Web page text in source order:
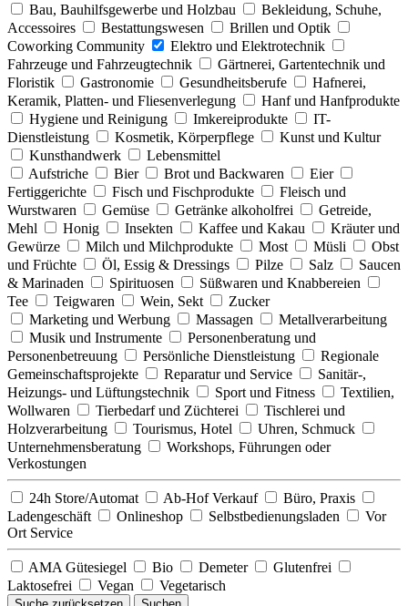
Bau, Bauhilfsgewerbe und Holzbau
Bekleidung, Schuhe,
Accessoires
Bestattungswesen
Brillen und Optik
Coworking Community
Elektro und Elektrotechnik
Fahrzeuge und Fahrzeugtechnik
Gärtnerei, Gartentechnik und
Floristik
Gastronomie Gesundheitsberufe
Hafnerei,
Keramik, Platten- und Fliesenverlegung
Hanf und Hanfprodukte
Hygiene und Reinigung
Imkereiprodukte
IT-
Dienstleistung
Kosmetik, Körperpflege
Kunst und Kultur
Kunsthandwerk
Lebensmittel
Aufstriche
Bier Brot und Backwaren
Eier
Fertiggerichte
Fisch und Fischprodukte
Fleisch und
Wurstwaren
Gemüse Getränke alkoholfrei
Getreide,
Mehl
Honig Insekten Kaffee und Kakau
Kräuter und
Gewürze
Milch und Milchprodukte Most Müsli
Obst
und Früchte
Öl, Essig & Dressings Pilze Salz
Saucen
& Marinaden
Spirituosen
Süßwaren und Knabbereien
Tee
Teigwaren Wein, Sekt
Zucker
Marketing und Werbung
Massagen
Metallverarbeitung
Musik und Instrumente
Personenberatung und
Personenbetreuung
Persönliche Dienstleistung
Regionale
Gemeinschaftsprojekte
Reparatur und Service
Sanitär-,
Heizungs- und Lüftungstechnik
Sport und Fitness
Textilien,
Wollwaren
Tierbedarf und Züchterei
Tischlerei und
Holzverarbeitung
Tourismus, Hotel
Uhren, Schmuck
Unternehmensberatung
Workshops, Führungen oder
Verkostungen
24h Store/Automat Ab-Hof Verkauf
Büro, Praxis
Ladengeschäft
Onlineshop Selbstbedienungsladen
Vor
Ort Service
AMA Gütesiegel Bio Demeter
Glutenfrei
Laktosefrei
Vegan Vegetarisch